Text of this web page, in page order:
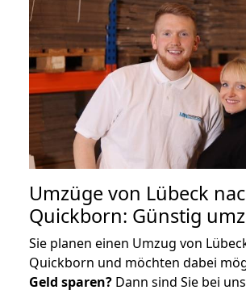
Umzüge von Lübeck
Quickborn: Günstig
Sie planen einen Umzug von
Quickborn und möchten dabei
Geld sparen? Dann sind Sie bei